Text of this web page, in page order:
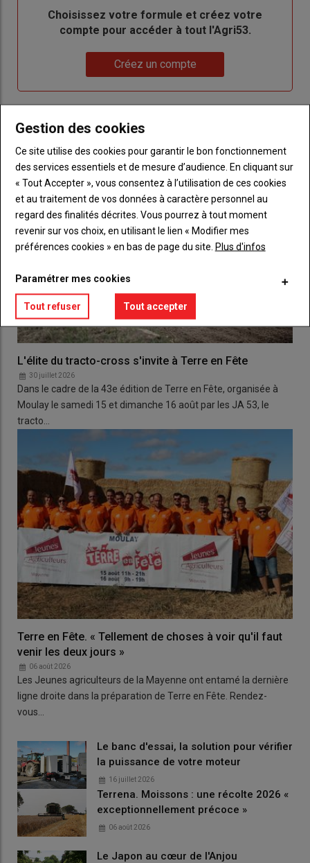
BodyChoisissez votre formule et créez votre
compte pour accéder à tout l'Agri53.
Créez un compte
L'élite du tracto-cross s'invite à Terre en Fête
30 juillet 2026
Dans le cadre de la 43e édition de Terre en Fête, organisée à
Moulay le samedi 15 et dimanche 16 août par les JA 53, le
tracto…
Terre en Fête. « Tellement de choses à voir qu'il faut
venir les deux jours »
06 août 2026
Les Jeunes agriculteurs de la Mayenne ont entamé la dernière
ligne droite dans la préparation de Terre en Fête. Rendez-
vous…
Le banc d'essai, la solution pour vérifier
la puissance de votre moteur
16 juillet 2026
Terrena. Moissons : une récolte 2026 «
exceptionnellement précoce »
06 août 2026
Le Japon au cœur de l'Anjou
Gestion des cookies
Ce site utilise des cookies pour garantir le bon fonctionnement
des services essentiels et de mesure d’audience. En cliquant sur
« Tout Accepter », vous consentez à l’utilisation de ces cookies
et au traitement de vos données à caractère personnel au
regard des finalités décrites. Vous pourrez à tout moment
revenir sur vos choix, en utilisant le lien « Modifier mes
préférences cookies » en bas de page du site. Plus d'infos
Paramétrer mes cookies
Tout refuser Tout accepter